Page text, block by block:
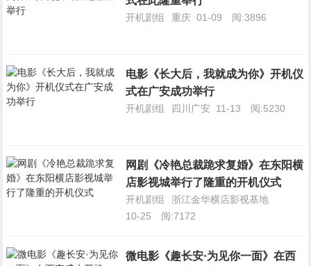
开机剧组 重庆01-09 阅:3896
电影《长大后，我就成为你》开机仪
式在广安成功举行
开机剧组 四川广安 11-13 阅:5230
网剧《冷艳总裁跪求复婚》在东阳横
店影视城举行了隆重的开机仪式
开机剧组
浙江金华横店影视基地
10-25
阅:7172
微电影《趣长安·为见你一面》在西